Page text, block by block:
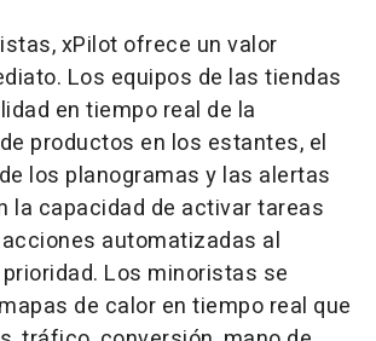
xPilot ofrece un valor
Los equipos de las tiendas
en tiempo real de la
productos en los estantes, el
los planogramas y las alertas
la capacidad de activar tareas
automatizadas al
Los minoristas se
de calor en tiempo real que